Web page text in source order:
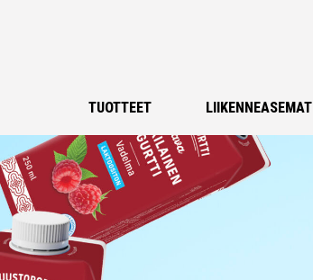
TUOTTEET LIIKENNEASEMAT